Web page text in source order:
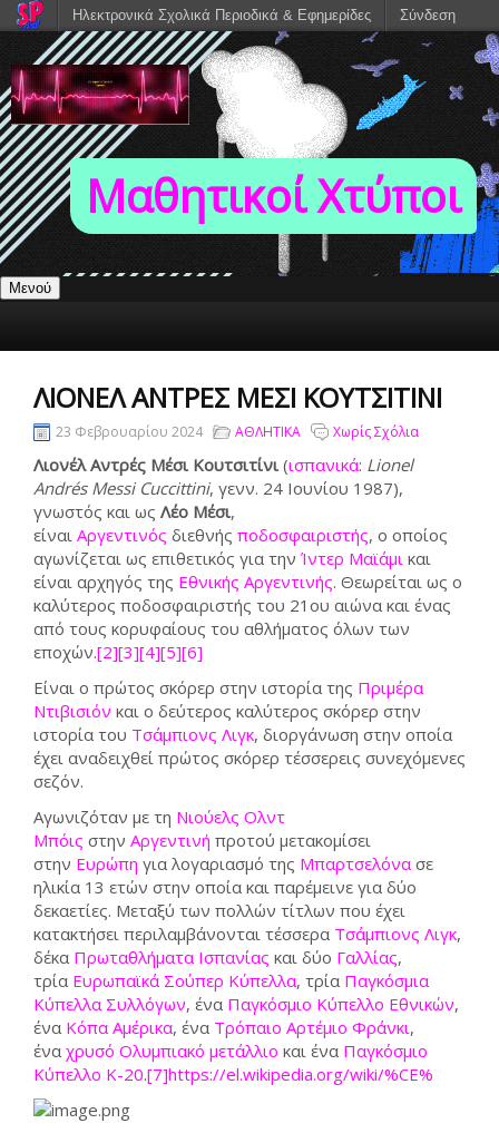
Μαθητικοί Χτύποι
Μενού
ΛΙΟΝΈΛ ΑΝΤΡΈΣ ΜΈΣΙ ΚΟΥΤΣΙΤΊΝΙ
23 Φεβρουαρίου 2024 ΑΘΛΗΤΙΚΑ Χωρίς Σχόλια
Λιονέλ Αντρές Μέσι Κουτσιτίνι (ισπανικά: Lionel
Andrés Messi Cuccittini, γενν. 24 Ιουνίου 1987),
γνωστός και ως Λέο Μέσι,
είναι Αργεντινός διεθνής ποδοσφαιριστής, ο οποίος
αγωνίζεται ως επιθετικός για την Ίντερ Μαϊάμι και
είναι αρχηγός της Εθνικής Αργεντινής. Θεωρείται ως ο
καλύτερος ποδοσφαιριστής του 21ου αιώνα και ένας
από τους κορυφαίους του αθλήματος όλων των
εποχών.[2][3][4][5][6]
Είναι ο πρώτος σκόρερ στην ιστορία της Πριμέρα
Ντιβισιόν και ο δεύτερος καλύτερος σκόρερ στην
ιστορία του Τσάμπιονς Λιγκ, διοργάνωση στην οποία
έχει αναδειχθεί πρώτος σκόρερ τέσσερεις συνεχόμενες
σεζόν.
Αγωνιζόταν με τη Νιούελς Ολντ
Μπόις στην Αργεντινή προτού μετακομίσει
στην Ευρώπη για λογαριασμό της Μπαρτσελόνασε
ηλικία 13 ετών στην οποία και παρέμεινε για δύο
δεκαετίες. Μεταξύ των πολλών τίτλων που έχει
κατακτήσει περιλαμβάνονται τέσσερα Τσάμπιονς Λιγκ,
δέκα Πρωταθλήματα Ισπανίας και δύο Γαλλίας,
τρία Ευρωπαϊκά Σούπερ Κύπελλα, τρία Παγκόσμια
Κύπελλα Συλλόγων, ένα Παγκόσμιο Κύπελλο Εθνικών,
ένα Κόπα Αμέρικα, ένα Τρόπαιο Αρτέμιο Φράνκι,
ένα χρυσό Ολυμπιακό μετάλλιο και ένα Παγκόσμιο
Κύπελλο Κ-20.[7]https://el.wikipedia.org/wiki/%CE%
Ηλεκτρονικά Σχολικά Περιοδικά & Εφημερίδες Σύνδεση